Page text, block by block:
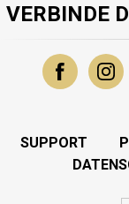
VERBINDE
SUPPORT